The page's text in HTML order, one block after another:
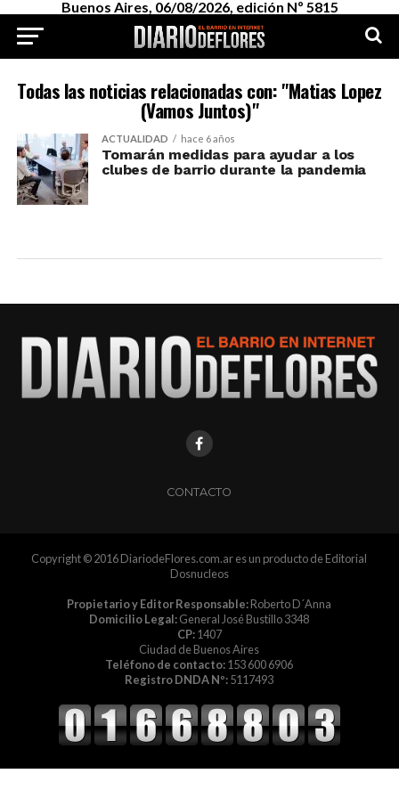
Buenos Aires, 06/08/2026, edición Nº 5815
Todas las noticias relacionadas con: "Matias Lopez
(Vamos Juntos)"
ACTUALIDAD hace 6 años
Tomarán medidas para ayudar a los
clubes de barrio durante la pandemia
CONTACTO
Copyright © 2016 DiariodeFlores.com.ar es un producto de Editorial
Dosnucleos
Propietario y Editor Responsable:Roberto D´Anna
Domicilio Legal:General José Bustillo 3348
CP:1407
Ciudad de Buenos Aires
Teléfono de contacto:153 600 6906
Registro DNDA Nº:5117493